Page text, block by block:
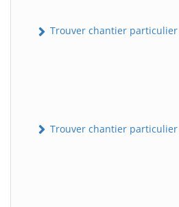
Trouver chantier
Trouver chantier